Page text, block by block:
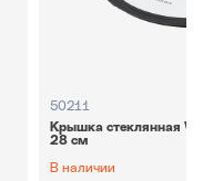
50211
Крышка стеклянная
28 см
В наличии